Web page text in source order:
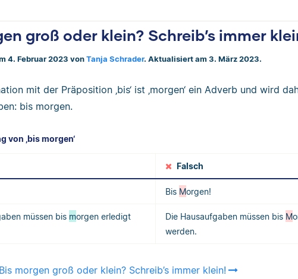
groß oder klein? Schreib’s immer
4. Februar 2023 von Tanja Schrader. Aktualisiert am 3. März 2023.
mit der Präposition ‚bis‘ ist ‚morgen‘ ein Adverb und wird
bis morgen.
von ‚bis morgen‘
Falsch
Bis Morgen!
müssen bis morgen erledigt
Die Hausaufgaben müssen bis M
werden.
Bis morgen groß oder klein? Schreib’s immer klein!